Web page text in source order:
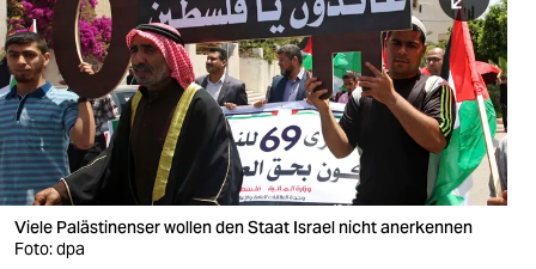
nord
wahrheit
verlag
verlag
veranstaltungen
Viele Palästinenser wollen den Staat Israel nicht anerkennen
Foto: dpa